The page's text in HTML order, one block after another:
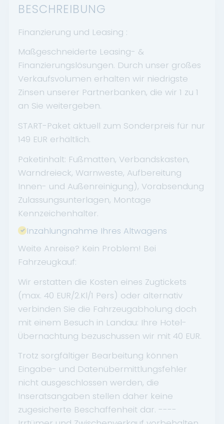
BESCHREIBUNG
Finanzierung und Leasing :
Maßgeschneiderte Leasing- &
Finanzierungslösungen. Durch unser großes
Verkaufsvolumen erhalten wir niedrigste
Zinsen unserer Partnerbanken, die wir 1 zu 1
an Sie weitergeben.
START-Paket aktuell zum Sonderpreis für nur
149 EUR erhältlich.
Paketinhalt: Fußmatten, Verbandskasten,
Warndreieck, Warnweste, Aufbereitung
Innen- und Außenreinigung), Vorabsendung
Zulassungsunterlagen, Montage
Kennzeichenhalter.
Inzahlungnahme Ihres Altwagens
Weite Anreise? Kein Problem! Bei
Fahrzeugkauf:
Wir erstatten die Kosten eines Zugtickets
(max. 40 EUR/2.Kl/1 Pers) oder alternativ
verbinden Sie die Fahrzeugabholung doch
mit einem Besuch in Landau: Ihre Hotel-
Übernachtung bezuschussen wir mit 40 EUR.
Trotz sorgfältiger Bearbeitung können
Eingabe- und Datenübermittlungsfehler
nicht ausgeschlossen werden, die
Inseratsangaben stellen daher keine
zugesicherte Beschaffenheit dar. ----